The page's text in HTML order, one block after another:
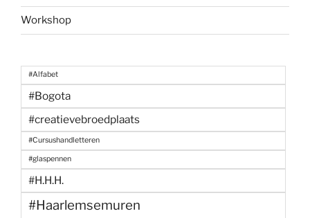
Workshop
#Alfabet
#Bogota
#creatievebroedplaats
#Cursushandletteren
#glaspennen
#H.H.H.
#Haarlemsemuren